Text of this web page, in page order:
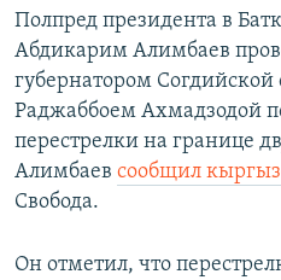
Полпред президента в
Абдикарим Алимбаев
губернатором
Раджаббоем Ахмадзодой
перестрелки на границе
Алимбаев сообщил
Свобода.
Он отметил, что